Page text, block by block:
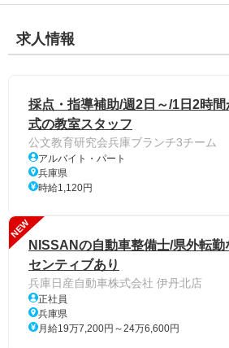
求人情報
採点・指導補助/週2日～/1日2時
式の教室スタッフ
公文教育研究会兵庫ブランチ3チーム
アルバイト・パート
兵庫県
時給1,120円
NEW
NISSANの自動車整備士/県外転
センティブあり
兵庫日産自動車株式会社 伊丹北店
正社員
兵庫県
月給19万7,200円～24万6,600円